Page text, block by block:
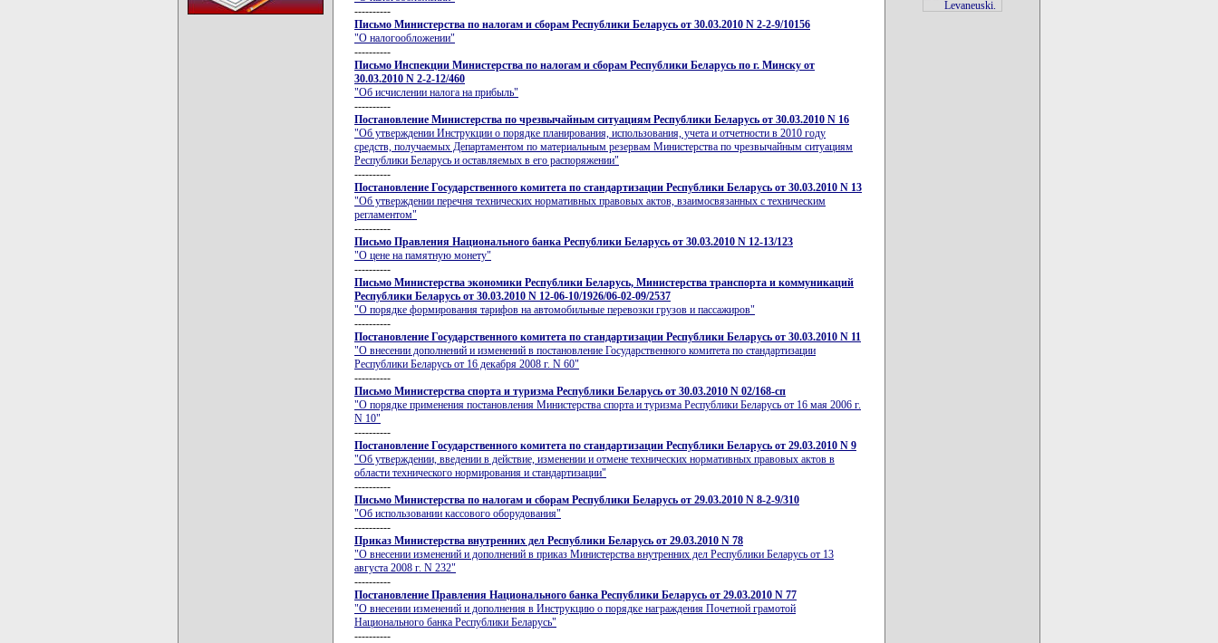
----------
Письмо Министерства по налогам и сборам Республики Беларусь от 30.03.2010 N 2-2-9/10156
"О налогообложении"
----------
Письмо Инспекции Министерства по налогам и сборам Республики Беларусь по г. Минску от
30.03.2010 N 2-2-12/460
"Об исчислении налога на прибыль"
----------
Постановление Министерства по чрезвычайным ситуациям Республики Беларусь от 30.03.2010 N 16
"Об утверждении Инструкции о порядке планирования, использования, учета и отчетности в 2010 году
средств, получаемых Департаментом по материальным резервам Министерства по чрезвычайным ситуациям
Республики Беларусь и оставляемых в его распоряжении"
----------
Постановление Государственного комитета по стандартизации Республики Беларусь от 30.03.2010 N 13
"Об утверждении перечня технических нормативных правовых актов, взаимосвязанных с техническим
регламентом"
----------
Письмо Правления Национального банка Республики Беларусь от 30.03.2010 N 12-13/123
"О цене на памятную монету"
----------
Письмо Министерства экономики Республики Беларусь, Министерства транспорта и коммуникаций
Республики Беларусь от 30.03.2010 N 12-06-10/1926/06-02-09/2537
"О порядке формирования тарифов на автомобильные перевозки грузов и пассажиров"
----------
Постановление Государственного комитета по стандартизации Республики Беларусь от 30.03.2010 N 11
"О внесении дополнений и изменений в постановление Государственного комитета по стандартизации
Республики Беларусь от 16 декабря 2008 г. N 60"
----------
Письмо Министерства спорта и туризма Республики Беларусь от 30.03.2010 N 02/168-сп
"О порядке применения постановления Министерства спорта и туризма Республики Беларусь от 16 мая 2006 г.
N 10"
----------
Постановление Государственного комитета по стандартизации Республики Беларусь от 29.03.2010 N 9
"Об утверждении, введении в действие, изменении и отмене технических нормативных правовых актов в
области технического нормирования и стандартизации"
----------
Письмо Министерства по налогам и сборам Республики Беларусь от 29.03.2010 N 8-2-9/310
"Об использовании кассового оборудования"
----------
Приказ Министерства внутренних дел Республики Беларусь от 29.03.2010 N 78
"О внесении изменений и дополнений в приказ Министерства внутренних дел Республики Беларусь от 13
августа 2008 г. N 232"
----------
Постановление Правления Национального банка Республики Беларусь от 29.03.2010 N 77
"О внесении изменений и дополнения в Инструкцию о порядке награждения Почетной грамотой
Национального банка Республики Беларусь"
----------